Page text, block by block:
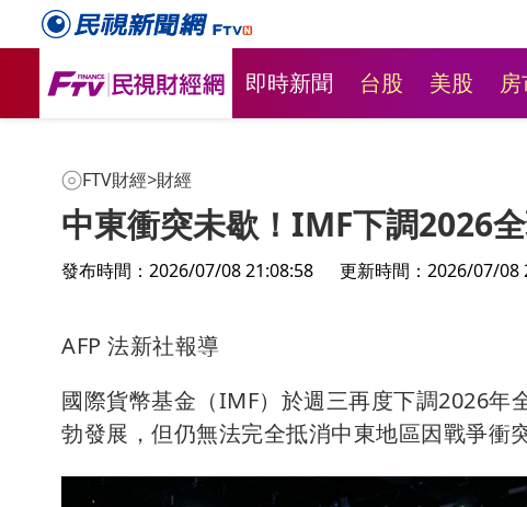
即時新聞 台股 美股
FTV財經>財經
中東衝突未歇！IMF下調2026
發布時間：2026/07/08 21:08:58 更新時間：2026/07/08
AFP 法新社報導
國際貨幣基金（IMF）於週三再度下調2026
勃發展，但仍無法完全抵消中東地區因戰爭衝